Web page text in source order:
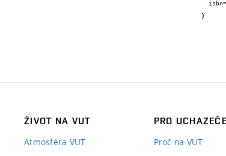
}
ŽIVOT NA VUT
Atmosféra VUT
PRO UCHAZEČE
Proč na VUT